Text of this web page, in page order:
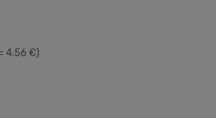
4.56 €)